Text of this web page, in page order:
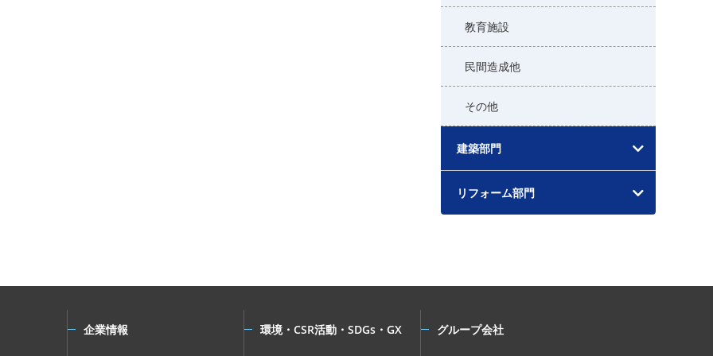
教育施設
民間造成他
その他
建築部門
リフォーム部門
企業情報 環境・CSR活動・SDGs・GX グループ会社